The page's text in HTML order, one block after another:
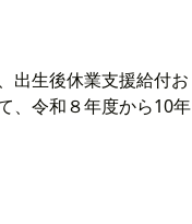
出生後休業支援給付お
、令和８年度から10年